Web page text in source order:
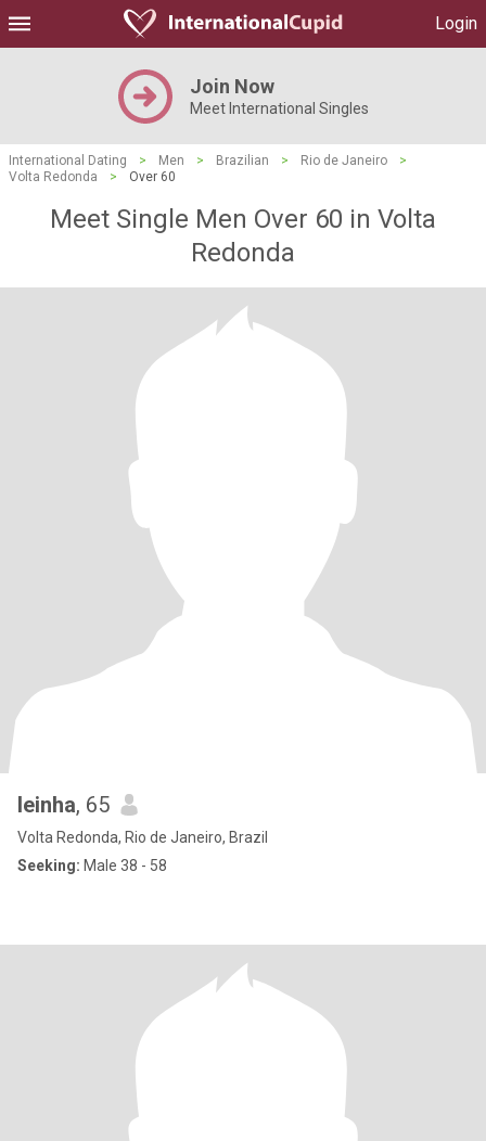
Login
Join Now
Meet International Singles
International Dating > Men > Brazilian > Rio de Janeiro
>
Volta Redonda
> Over 60
Meet Single Men Over 60 in Volta
Redonda
leinha, 65
Volta Redonda, Rio de Janeiro, Brazil
Seeking: Male 38 - 58